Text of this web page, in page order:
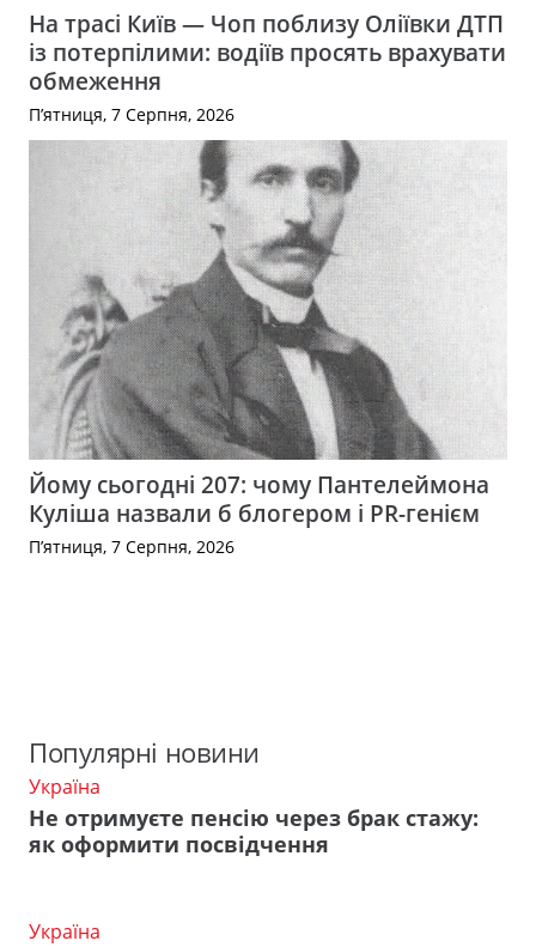
На трасі Київ — Чоп поблизу Оліївки ДТП
із потерпілими: водіїв просять врахувати
обмеження
П’ятниця, 7 Серпня, 2026
Йому сьогодні 207: чому Пантелеймона
Куліша назвали б блогером і PR-генієм
П’ятниця, 7 Серпня, 2026
Популярні новини
Україна
Не отримуєте пенсію через брак стажу:
як оформити посвідчення
Україна